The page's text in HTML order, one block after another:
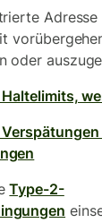
oder
Type-2-